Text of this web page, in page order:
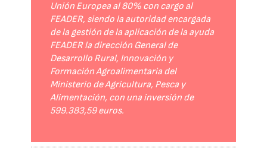
Unión Europea al 80% con cargo al
FEADER, siendo la autoridad encargada
de la gestión de la aplicación de la ayuda
FEADER la dirección General de
Desarrollo Rural, Innovación y
Formación Agroalimentaria del
Ministerio de Agricultura, Pesca y
Alimentación, con una inversión de
599.383,59 euros.